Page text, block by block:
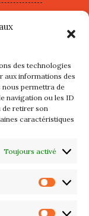
des technologies
aux informations des
permettra de
navigation ou les ID
de retirer son
caractéristiques
Toujours activé
de